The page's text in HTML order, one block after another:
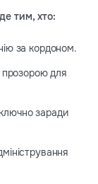
тим, хто:
за кордоном.
прозорою для
заради